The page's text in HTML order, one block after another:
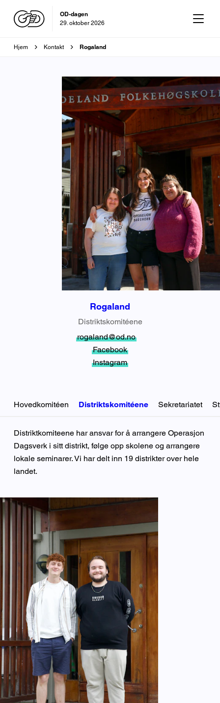
OD-dagen
29. oktober 2026
Brødsmulesti
Hjem Kontakt Rogaland
Rogaland
Distriktskomitéene
rogaland@od.no
Facebook
Instagram
Hovedkomitéen Distriktskomitéene Sekretariatet
Distriktskomitéene
Distriktkomiteene har ansvar for å arrangere Operasjon
Dagsverk i sitt distrikt, følge opp skolene og arrangere
lokale seminarer. Vi har delt inn 19 distrikter over hele
landet.